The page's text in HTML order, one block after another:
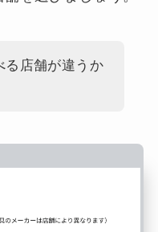
る店舗が違うか